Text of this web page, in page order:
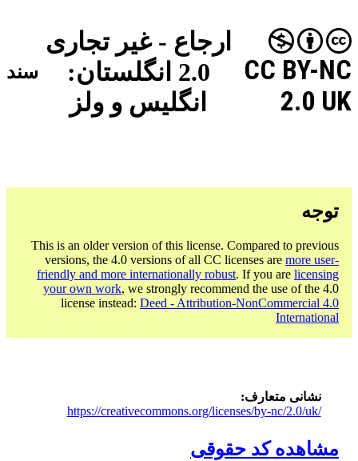
ارجاع - غیر تجاری
2.0 انگلستان:
انگلیس و ولز
CC BY-NC
2.0 UK
سند
توجه
This is an older version of this license. Compared to previous
versions, the 4.0 versions of all CC licenses are more user-
friendly and more internationally robust. If you are licensing
your own work, we strongly recommend the use of the 4.0
license instead: Deed - Attribution-NonCommercial 4.0
International
نشانی متعارف
https://creativecommons.org/licenses/by-nc/2.0/uk/
مشاهده کد حقوقی